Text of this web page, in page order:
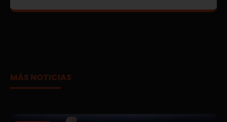
MÁS NOTICIAS